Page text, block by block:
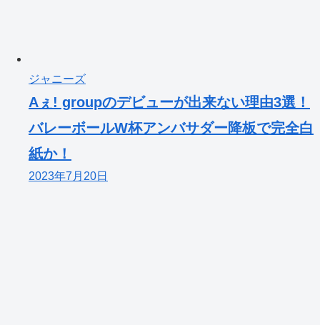
ジャニーズ
Aぇ! groupのデビューが出来ない理由3選！
バレーボールW杯アンバサダー降板で完全白
紙か！
2023年7月20日